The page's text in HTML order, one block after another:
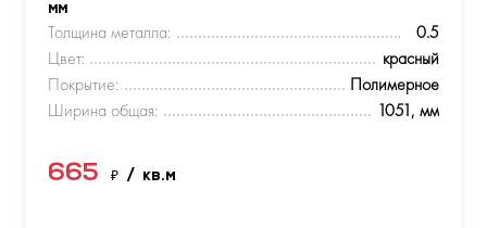
мм
Толщина металла:
0.5
Цвет:
красный
Покрытие:
Полимерное
Ширина общая:
1051, мм
665 ₽ / кв.м